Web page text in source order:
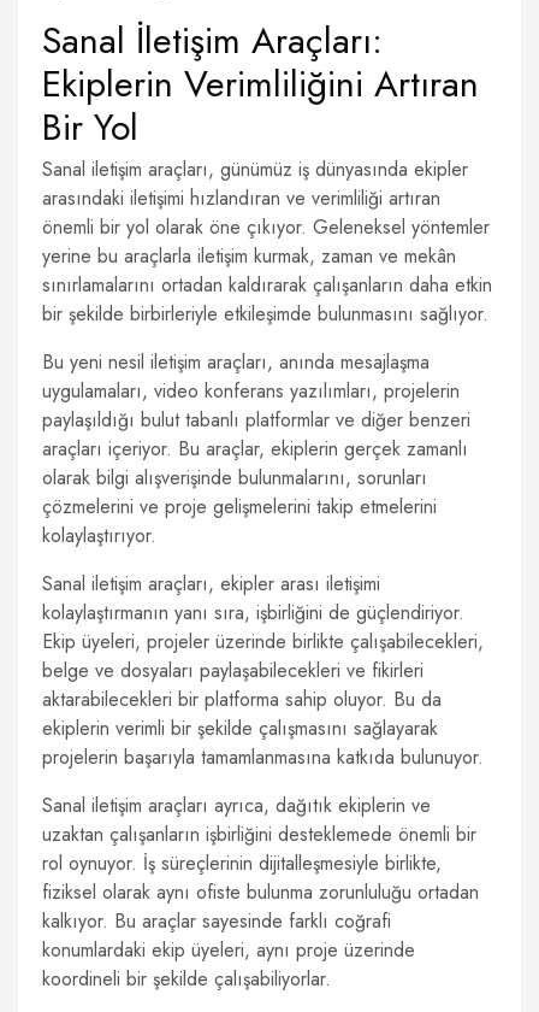
Sanal İletişim Araçları:
Ekiplerin Verimliliğini Artıran
Bir Yol
Sanal iletişim araçları, günümüz iş dünyasında ekipler
arasındaki iletişimi hızlandıran ve verimliliği artıran
önemli bir yol olarak öne çıkıyor. Geleneksel yöntemler
yerine bu araçlarla iletişim kurmak, zaman ve mekân
sınırlamalarını ortadan kaldırarak çalışanların daha etkin
bir şekilde birbirleriyle etkileşimde bulunmasını sağlıyor.
Bu yeni nesil iletişim araçları, anında mesajlaşma
uygulamaları, video konferans yazılımları, projelerin
paylaşıldığı bulut tabanlı platformlar ve diğer benzeri
araçları içeriyor. Bu araçlar, ekiplerin gerçek zamanlı
olarak bilgi alışverişinde bulunmalarını, sorunları
çözmelerini ve proje gelişmelerini takip etmelerini
kolaylaştırıyor.
Sanal iletişim araçları, ekipler arası iletişimi
kolaylaştırmanın yanı sıra, işbirliğini de güçlendiriyor.
Ekip üyeleri, projeler üzerinde birlikte çalışabilecekleri,
belge ve dosyaları paylaşabilecekleri ve fikirleri
aktarabilecekleri bir platforma sahip oluyor. Bu da
ekiplerin verimli bir şekilde çalışmasını sağlayarak
projelerin başarıyla tamamlanmasına katkıda bulunuyor.
Sanal iletişim araçları ayrıca, dağıtık ekiplerin ve
uzaktan çalışanların işbirliğini desteklemede önemli bir
rol oynuyor. İş süreçlerinin dijitalleşmesiyle birlikte,
fiziksel olarak aynı ofiste bulunma zorunluluğu ortadan
kalkıyor. Bu araçlar sayesinde farklı coğrafi
konumlardaki ekip üyeleri, aynı proje üzerinde
koordineli bir şekilde çalışabiliyorlar.